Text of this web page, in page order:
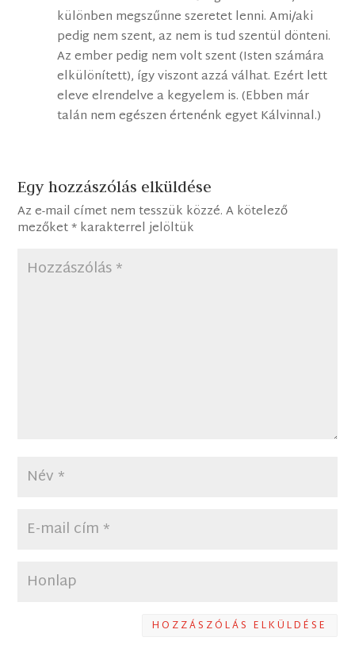
különben megszűnne szeretet lenni. Ami/aki
pedig nem szent, az nem is tud szentül dönteni.
Az ember pedig nem volt szent (Isten számára
elkülönített), így viszont azzá válhat. Ezért lett
eleve elrendelve a kegyelem is. (Ebben már
talán nem egészen értenénk egyet Kálvinnal.)
Egy hozzászólás elküldése
Az e-mail címet nem tesszük közzé. A kötelező
mezőket*karakterrel jelöltük
HOZZÁSZÓLÁS ELKÜLDÉSE